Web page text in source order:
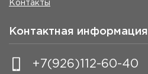
Контакты
Контактная информация
+7(926)112-60-40